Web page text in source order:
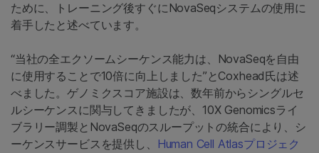
ために、トレーニング後すぐにNovaSeqシステムの使用に
着手したと述べています。
“当社の全エクソームシーケンス能力は、NovaSeqを自由
に使用することで10倍に向上しました”とCoxhead氏は述
べました。ゲノミクスコア施設は、数年前からシングルセ
ルシーケンスに関与してきましたが、10X Genomicsライ
ブラリー調製とNovaSeqのスループットの統合により、シ
ーケンスサービスを提供し、 Human Cell Atlasプロジェク